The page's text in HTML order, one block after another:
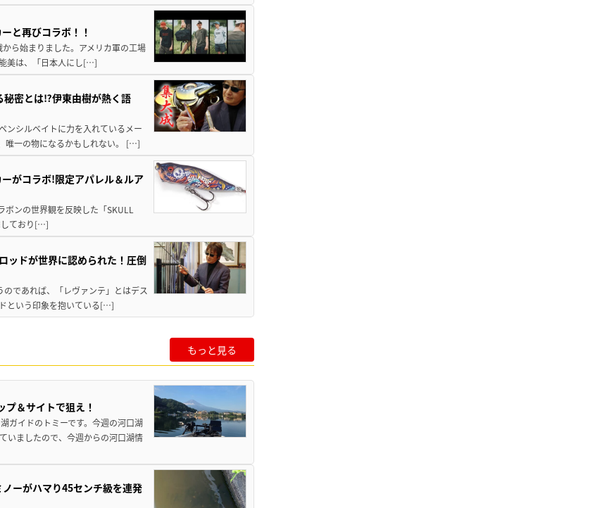
と再びコラボ！！
ら始まりました。アメリカ軍の工場
美は、「日本人にし[…]
秘密とは⁉伊東由樹が熱く語
ンシルベイトに力を入れているメー
唯一の物になるかもしれない。 […]
がコラボ!限定アパレル＆ルア
ボンの世界観を反映した「SKULL
しており[…]
ッドが世界に認められた！圧倒
であれば、「レヴァンテ」とはデス
という印象を抱いている[…]
もっと見る
プ＆サイトで狙え！
ガイドのトミーです。今週の河口湖
いましたので、今週からの河口湖情
ーがハマり45センチ級を連発